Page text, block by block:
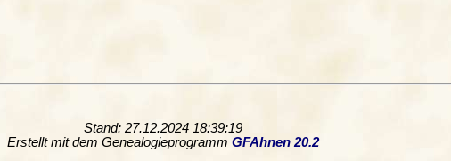
Stand: 27.12.2024 18:39:19
Erstellt mit dem Genealogieprogramm GFAhnen 20.2